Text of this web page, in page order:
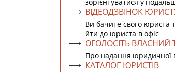
зорієнтуватися у
ВІДЕОДЗВІНОК
Ви бачите свого юриста
йти до юриста в офіс
ОГОЛОСІТЬ ВЛАСНИЙ
Про надання юридичної
КАТАЛОГ ЮРИСТІВ